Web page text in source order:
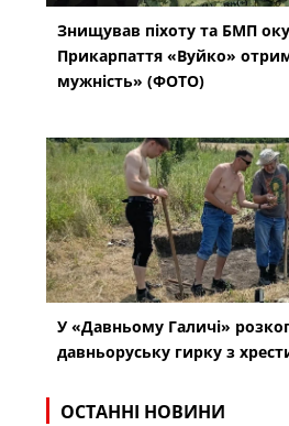
Знищував піхоту та БМП
Прикарпаття «Вуйко»
мужність» (ФОТО)
У «Давньому Галичі»
давньоруську гирку з
ОСТАННІ НОВИНИ